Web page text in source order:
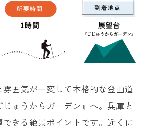
囲気が一変して本格的な登山道
ゅうからガーデン』へ。兵庫と
きる絶景ポイントです。近くに